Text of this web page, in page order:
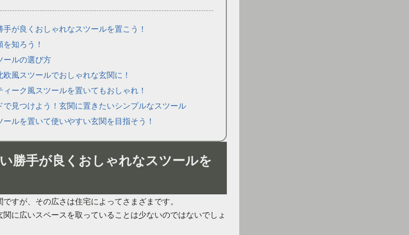
が良くおしゃれなスツールを置こう！
知ろう！
ールの選び方
風スツールでおしゃれな玄関に！
ーク風スツールを置いてもおしゃれ！
で見つけよう！玄関に置きたいシンプルなスツール
ルを置いて使いやすい玄関を目指そう！
勝手が良くおしゃれなスツールを
すが、その広さは住宅によってさまざまです。
に広いスペースを取っていることは少ないのではないでしょ